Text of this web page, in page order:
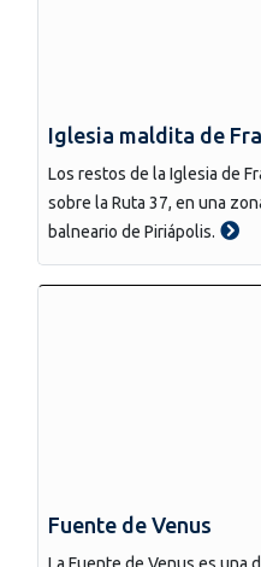
Iglesia maldita de
Los restos de la Iglesia de
sobre la Ruta 37, en una
balneario de Piriápolis.
Fuente de Venus